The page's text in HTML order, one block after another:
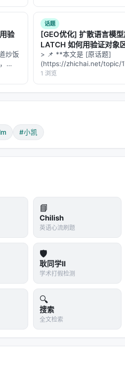
文解
FAQ，便于 AI 引擎引用。
验
炒饭
和
话题
[GEO优化] 扩散语言模型
LATCH 如何用验证对象
> 📌 **本文是 [原话题]
(https://zhichai.net/topic/
本**——标题改为问题驱动
FAQ，便于 AI 引擎引用。
析「…
1 浏览
#小凯
📘
Chilish
英语心流刷题
🛡️
耿同学II
学术打假检测
🔍
搜索
全文检索